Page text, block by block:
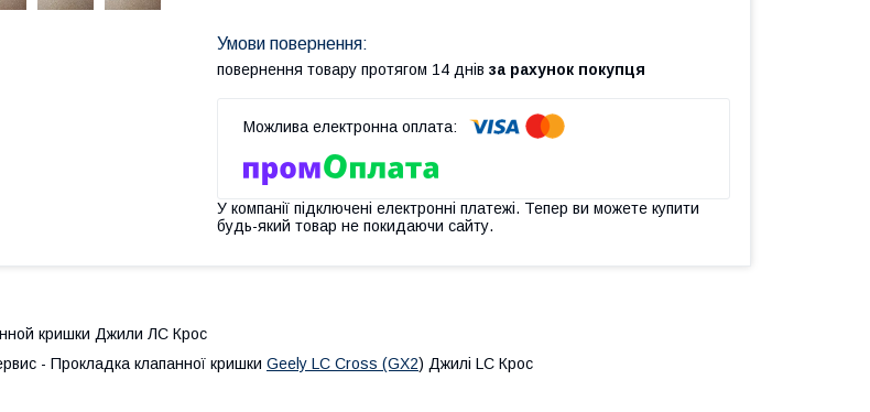
повернення товару протягом 14 днів за рахунок покупця
У компанії підключені електронні платежі. Тепер ви можете купити
будь-який товар не покидаючи сайту.
кришки Джили ЛС Крос
- Прокладка клапанної кришки Geely LC Cross (GX2) Джилі LC Крос